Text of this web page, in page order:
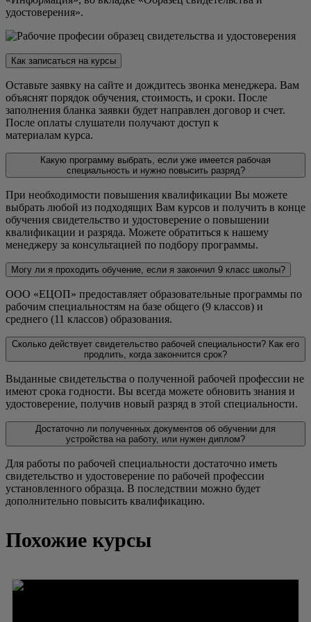
удостоверения».
Как записаться на курсы
Оставьте заявку на сайте и дождитесь звонка менеджера. Вам
объяснят порядок обучения, стоимость, и сроки. После
заполнения бланка заявки будет направлен договор и счет.
После оплаты слушатели получают доступ к
материалам курса.
Какую программу выбрать, если уже имеется рабочая
специальность и нужно повысить разряд?
При необходимости повышения квалификации Вы можете
выбрать любой из подходящих Вам курсов и получить в конце
обучения свидетельство и удостоверение о повышении
квалификации и разряда. Можете обратиться к нашему
менеджеру за консультацией по подбору программы.
Могу ли я проходить обучение, если я закончил 9 класс школы?
ООО «ЕЦОП» предоставляет образовательные программы по
рабочим специальностям на базе общего (9 классов) и
среднего (11 классов) образования.
Сколько действует свидетельство рабочей специальности? Как его
продлить, когда закончится срок?
Выданные свидетельства о полученной рабочей профессии не
имеют срока годности. Вы всегда можете обновить знания и
удостоверение, получив новый разряд в этой специальности.
Достаточно ли полученных документов об обучении для
устройства на работу, или нужен диплом?
Для работы по рабочей специальности достаточно иметь
свидетельство и удостоверение по рабочей профессии
установленного образца. В последствии можно будет
дополнительно повысить квалификацию.
Похожие курсы